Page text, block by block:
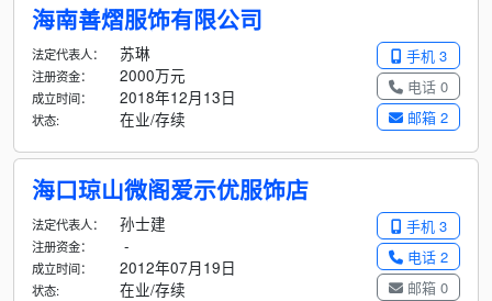
海南善熠服饰有限公司
手机 3
电话 0
邮箱 2
法定代表人： 苏琳
注册资金： 2000万元
成立时间： 2018年12月13日
状态: 在业/存续
海口琼山微阁爱示优服饰店
手机 3
电话 2
邮箱 0
法定代表人： 孙士建
注册资金： -
成立时间： 2012年07月19日
状态: 在业/存续